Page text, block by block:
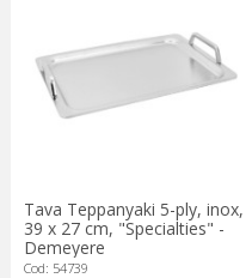
Toate ustensilele pentru gatit
a satisface si a acoperi
profesionale. Indeplinesc
numar insemnat de produse
Tava Teppanyaki 5-ply, inox,
39 x 27 cm, "Specialties" -
Demeyere
Cod: 54739